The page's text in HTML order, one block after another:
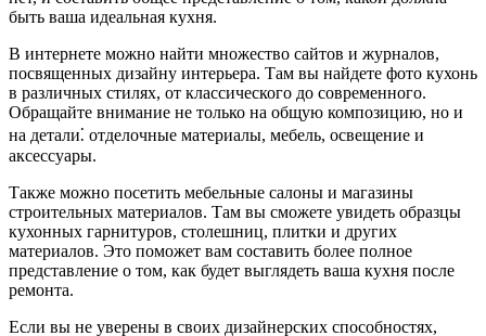
быть ваша идеальная кухня.
В интернете можно найти множество сайтов и журналов,
посвященных дизайну интерьера. Там вы найдете фото кухонь
в различных стилях, от классического до современного.
Обращайте внимание не только на общую композицию, но и
на детали⁚ отделочные материалы, мебель, освещение и
аксессуары.
Также можно посетить мебельные салоны и магазины
строительных материалов. Там вы сможете увидеть образцы
кухонных гарнитуров, столешниц, плитки и других
материалов. Это поможет вам составить более полное
представление о том, как будет выглядеть ваша кухня после
ремонта.
Если вы не уверены в своих дизайнерских способностях,